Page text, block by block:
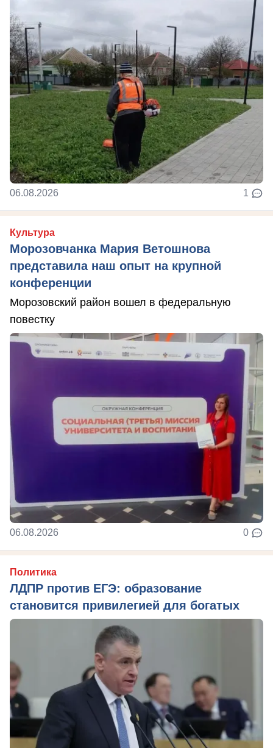
06.08.2026 1
Культура
Морозовчанка Мария Ветошнова
представила наш опыт на крупной
конференции
Морозовский район вошел в федеральную
повестку
06.08.2026 0
Политика
ЛДПР против ЕГЭ: образование
становится привилегией для богатых